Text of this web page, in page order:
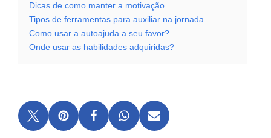
Dicas de como manter a motivação
Tipos de ferramentas para auxiliar na jornada
Como usar a autoajuda a seu favor?
Onde usar as habilidades adquiridas?